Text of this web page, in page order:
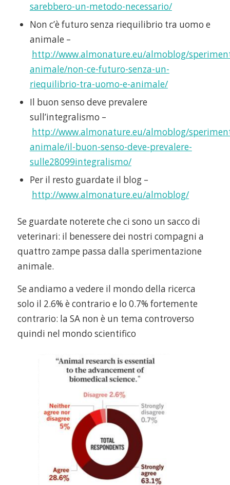
sarebbero-un-metodo-necessario/
Non c’è futuro senza riequilibrio tra uomo e
animale –
http://www.almonature.eu/almoblog/
animale/non-ce-futuro-senza-un-
riequilibrio-tra-uomo-e-animale/
Il buon senso deve prevalere
sull’integralismo –
http://www.almonature.eu/almoblog/
animale/il-buon-senso-deve-prevalere-
sulle28099integralismo/
Per il resto guardate il blog –
http://www.almonature.eu/almoblog/
Se guardate noterete che ci sono un sacco di
veterinari: il benessere dei nostri compagni a
quattro zampe passa dalla sperimentazione
animale.
Se andiamo a vedere il mondo della ricerca
solo il 2.6% è contrario e lo 0.7% fortemente
contrario: la SA non è un tema controverso
quindi nel mondo scientifico